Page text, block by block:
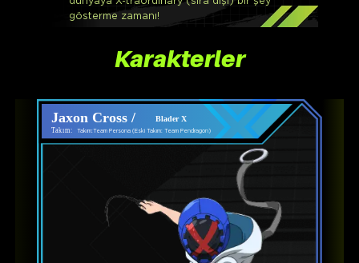
gösterme zamanı!
Karakterler
Jaxon Cross /
Takım: Takım:Team Persona (Eski Takım: Team Pendragon)
Blader X